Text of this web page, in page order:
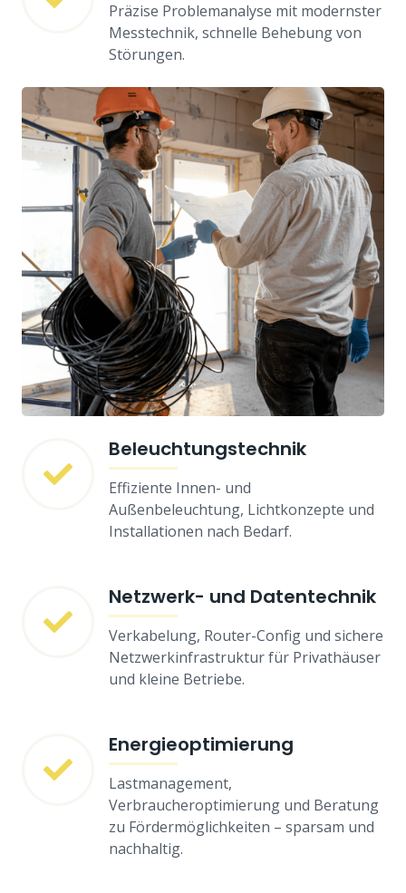
Präzise Problemanalyse mit modernster
Messtechnik, schnelle Behebung von
Störungen.
Beleuchtungstechnik
Effiziente Innen- und
Außenbeleuchtung, Lichtkonzepte und
Installationen nach Bedarf.
Netzwerk- und Datentechnik
Verkabelung, Router-Config und sichere
Netzwerkinfrastruktur für Privathäuser
und kleine Betriebe.
Energieoptimierung
Lastmanagement,
Verbraucheroptimierung und Beratung
zu Fördermöglichkeiten – sparsam und
nachhaltig.